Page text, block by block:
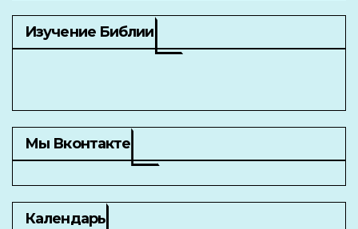
Изучение Библии
Мы Вконтакте
Календарь